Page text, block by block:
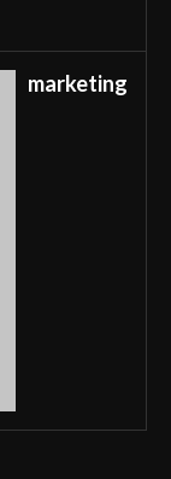
marketing